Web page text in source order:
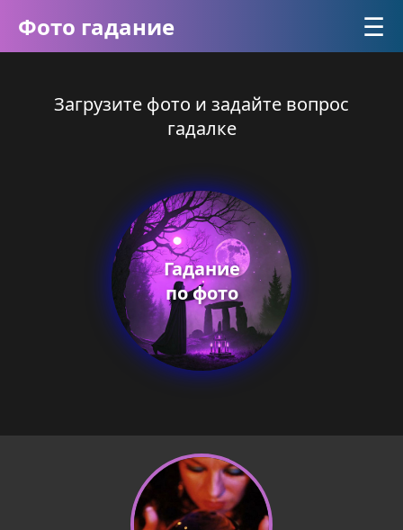
Фото гадание ☰
Загрузите фото и задайте вопрос
гадалке
Гадание
по фото